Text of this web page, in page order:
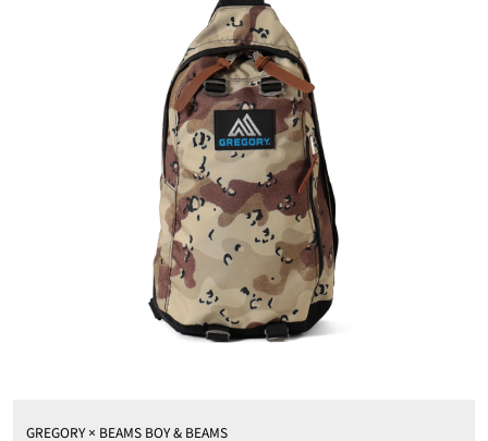
GREGORY × BEAMS BOY & BEAMS